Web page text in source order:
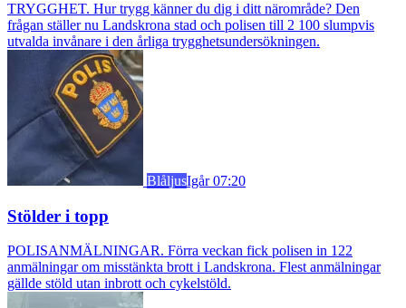
TRYGGHET. Hur trygg känner du dig i ditt närområde? Den
frågan ställer nu Landskrona stad och polisen till 2 100 slumpvis
utvalda invånare i den årliga trygghetsundersökningen.
BlåljusIgår 07:20
Stölder i topp
POLISANMÄLNINGAR. Förra veckan fick polisen in 122
anmälningar om misstänkta brott i Landskrona. Flest anmälningar
gällde stöld utan inbrott och cykelstöld.